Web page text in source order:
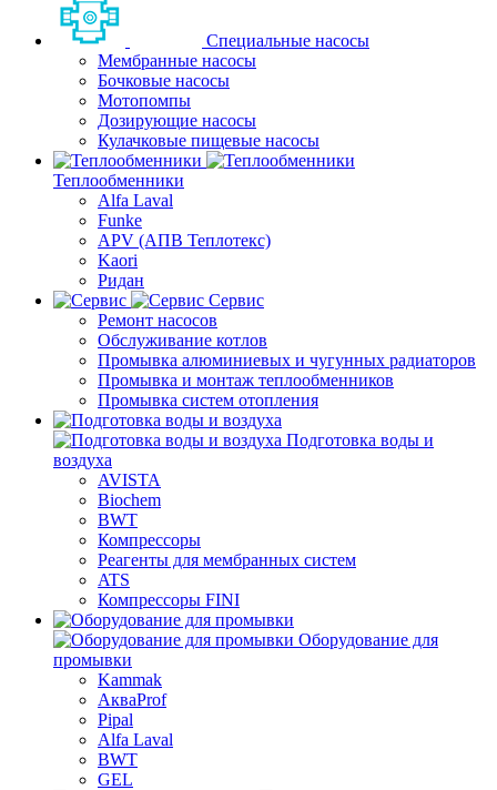
Специальные насосы
Мембранные насосы
Бочковые насосы
Мотопомпы
Дозирующие насосы
Кулачковые пищевые насосы
Теплообменники
Alfa Laval
Funke
APV (АПВ Теплотекс)
Kaori
Ридан
Сервис
Ремонт насосов
Обслуживание котлов
Промывка алюминиевых и чугунных радиаторов
Промывка и монтаж теплообменников
Промывка систем отопления
Подготовка воды и
воздуха
AVISTA
Biochem
BWT
Компрессоры
Реагенты для мембранных систем
ATS
Компрессоры FINI
Оборудование для
промывки
Kammak
АкваProf
Pipal
Alfa Laval
BWT
GEL